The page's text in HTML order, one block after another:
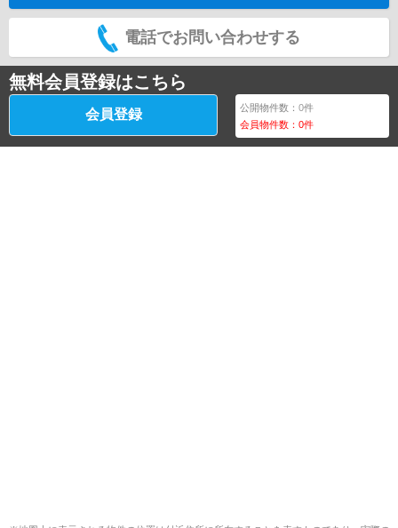
電話でお問い合わせする
無料会員登録はこちら
会員登録 公開物件数：0件
会員物件数：0件